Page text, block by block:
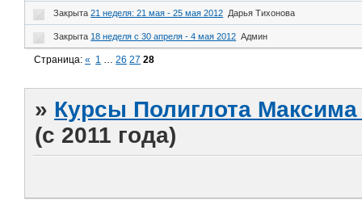
Закрыта21 неделя: 21 мая - 25 мая 2012 Дарья Тихонова
Закрыта 18 неделя с 30 апреля - 4 мая 2012 Админ
Страница:« 1 … 26 27 28
» Курсы Полиглота
(с 2011 года)